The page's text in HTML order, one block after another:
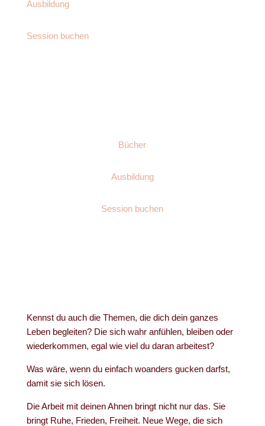
Ausbildung
Session buchen
Bücher
Ausbildung
Session buchen
Kennst du auch die Themen, die dich dein ganzes
Leben begleiten? Die sich wahr anfühlen, bleiben oder
wiederkommen, egal wie viel du daran arbeitest?
Was wäre, wenn du einfach woanders gucken darfst,
damit sie sich lösen.
Die Arbeit mit deinen Ahnen bringt nicht nur das. Sie
bringt Ruhe, Frieden, Freiheit. Neue Wege, die sich